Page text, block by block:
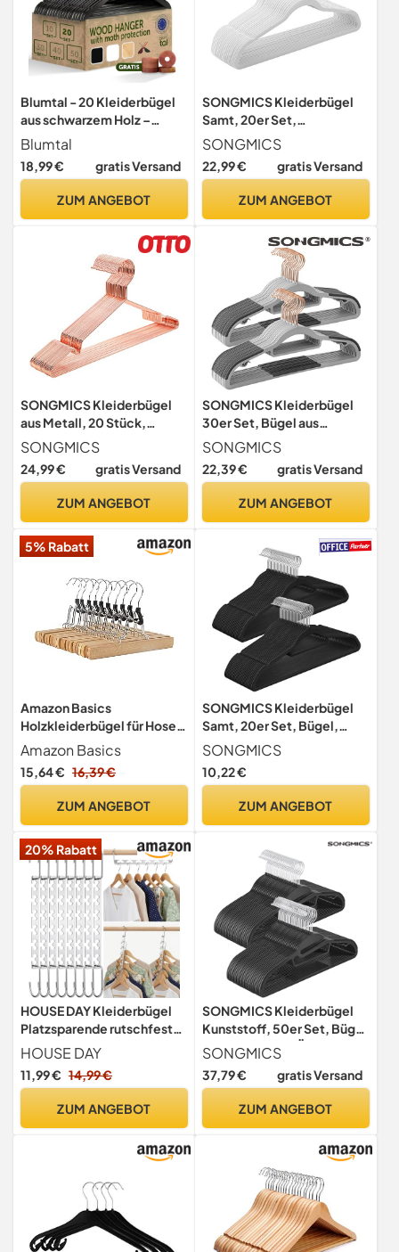
Blumtal - 20 Kleiderbügel
aus schwarzem Holz –
Kleiderbügel aus Holz
rutschfest – für Erwachsene
mit 360 ° drehbarem Haken
mit Rutschfester
Blumtal
18,99 € gratis Versand
ZUM ANGEBOT
SONGMICS Kleiderbügel
Samt, 20er Set,
Jackenbügel, 41,5 cm breit,
Anzugbügel, dünn, gut
belastbar, um 360°
Mäntel, Hemden und
CRF026W01
SONGMICS
22,99 € gratis Versand
ZUM ANGEBOT
SONGMICS Kleiderbügel
aus Metall, 20 Stück,
stilvoll verchromt,
rostbeständig,
platzsparend, 42 cm lang,
SONGMICS
24,99 € gratis Versand
ZUM ANGEBOT
SONGMICS Kleiderbügel
30er Set, Bügel aus
Kunststoff, rutschfest,
platzsparend, Dicke 0,5
cm, 42 cm lang, um 360°
Roségold, hellgrau-
SONGMICS
22,39 € gratis Versand
ZUM ANGEBOT
5% Rabatt
Amazon Basics
Holzkleiderbügel für Hosen,
Natur, 10er-Pack, Natural,
25x16.5 cm
Amazon Basics
15,64 € 16,39 €
ZUM ANGEBOT
SONGMICS Kleiderbügel
Samt, 20er Set, Bügel,
rutschfest, kleine Stange
für Krawatten, 360°
drehbarer Haken, 0,6 cm
cm lang, für Mäntel, Hosen,
SONGMICS
10,22 €
ZUM ANGEBOT
20% Rabatt
HOUSE DAY Kleiderbügel
Platzsparende rutschfeste
Schrank Organizer 8Stück
aus Metall für Schwere
Kleider L26cm
HOUSE DAY
11,99 € 14,99 €
ZUM ANGEBOT
SONGMICS Kleiderbügel
Kunststoff, 50er Set, Bügel
mit U-förmiger Öffnung,
platzsparend, 0,5 cm dick,
41,5 cm breit, um 360°
CRP041B05
SONGMICS
37,79 € gratis Versand
ZUM ANGEBOT